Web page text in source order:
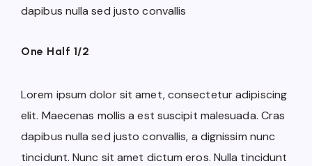
dapibus nulla sed justo convallis
One Half 1/2
Lorem ipsum dolor sit amet, consectetur adipiscing
elit. Maecenas mollis a est suscipit malesuada. Cras
dapibus nulla sed justo convallis, a dignissim nunc
tincidunt. Nunc sit amet dictum eros. Nulla tincidunt